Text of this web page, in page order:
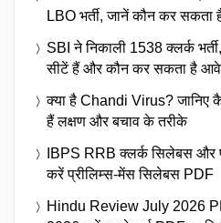
LBO भर्ती, जानें कौन कर
SBI ने निकाली 1538 क्लर्क
सीटें हैं और कौन कर सकता है
क्या है Chandi Virus? जानिए
हैं लक्षण और बचाव के तरीके
IBPS RRB क्लर्क सिलेबस और
करें प्रीलिम्स-मेंस सिलेबस PDF
Hindu Review July 2026